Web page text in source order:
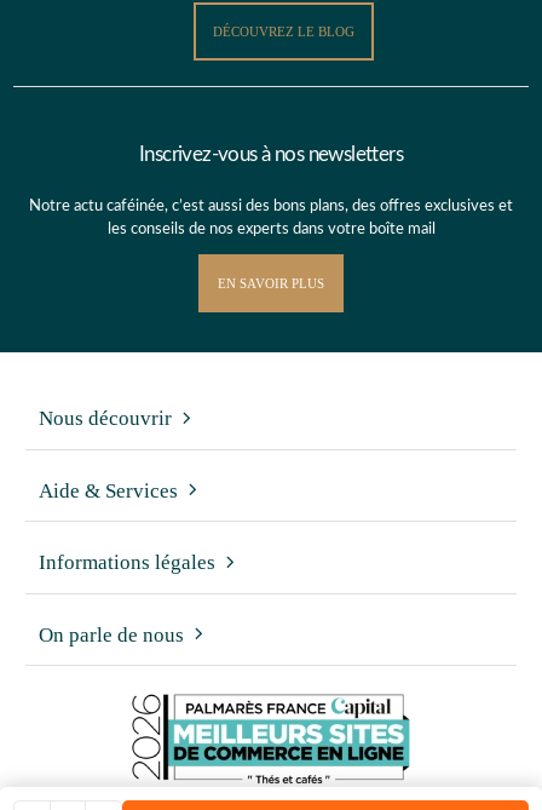
DÉCOUVREZ LE BLOG
Inscrivez-vous à nos newsletters
Notre actu caféinée, c’est aussi des bons plans, des offres exclusives et
les conseils de nos experts dans votre boîte mail
EN SAVOIR PLUS
Nous découvrir
Aide & Services
Informations légales
On parle de nous